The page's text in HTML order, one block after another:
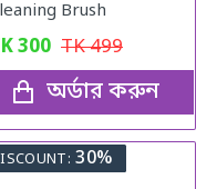
Brush
300 TK499
অর্ডার করুন
30%